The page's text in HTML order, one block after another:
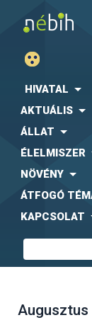
HIVATAL
AKTUÁLIS
ÁLLAT
ÉLELMISZER
NÖVÉNY
ÁTFOGÓ
KAPCSOLAT